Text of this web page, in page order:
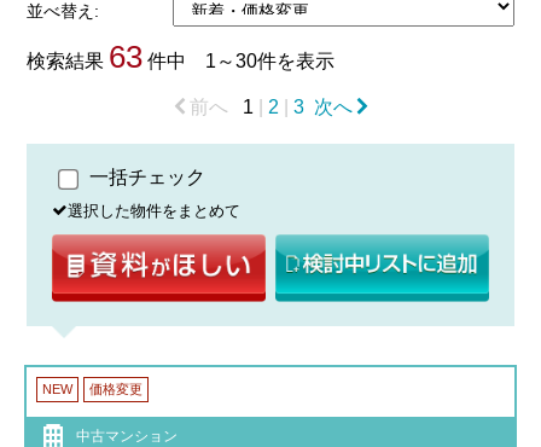
並べ替え:
検索結果 63 件中 1～30件を表示
前へ 1 2 3 次へ
一括チェック
選択した物件をまとめて
NEW 価格変更
中古マンション